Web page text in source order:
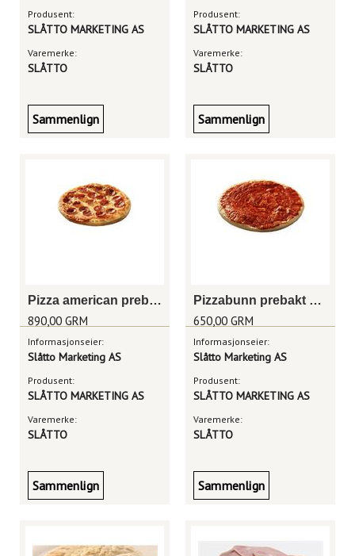
Produsent:
SLÅTTO MARKETING AS
Varemerke:
SLÅTTO
Sammenlign
Produsent:
SLÅTTO MARKETING AS
Varemerke:
SLÅTTO
Sammenlign
Pizza american prebaked pepperoni 16" (40cm)
890,00 GRM
Informasjonseier:
Slåtto Marketing AS
Produsent:
SLÅTTO MARKETING AS
Varemerke:
SLÅTTO
Sammenlign
Pizzabunn prebakt m/saus 40cm
650,00 GRM
Informasjonseier:
Slåtto Marketing AS
Produsent:
SLÅTTO MARKETING AS
Varemerke:
SLÅTTO
Sammenlign